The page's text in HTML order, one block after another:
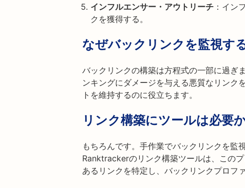
インフルエンサー・アウトリーチ ：イン
クを獲得する。
なぜバックリンクを監視す
バックリンクの構築は方程式の一部に過ぎ
ンキングにダメージを与える悪質なリンク
トを維持するのに役立ちます。
リンク構築にツールは必要
もちろんです。手作業でバックリンクを監
Ranktrackerのリンク構築ツールは、この
あるリンクを特定し、バックリンクプロフ